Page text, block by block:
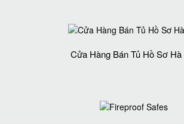
Cửa Hàng Bán Tủ Hồ Sơ Hà